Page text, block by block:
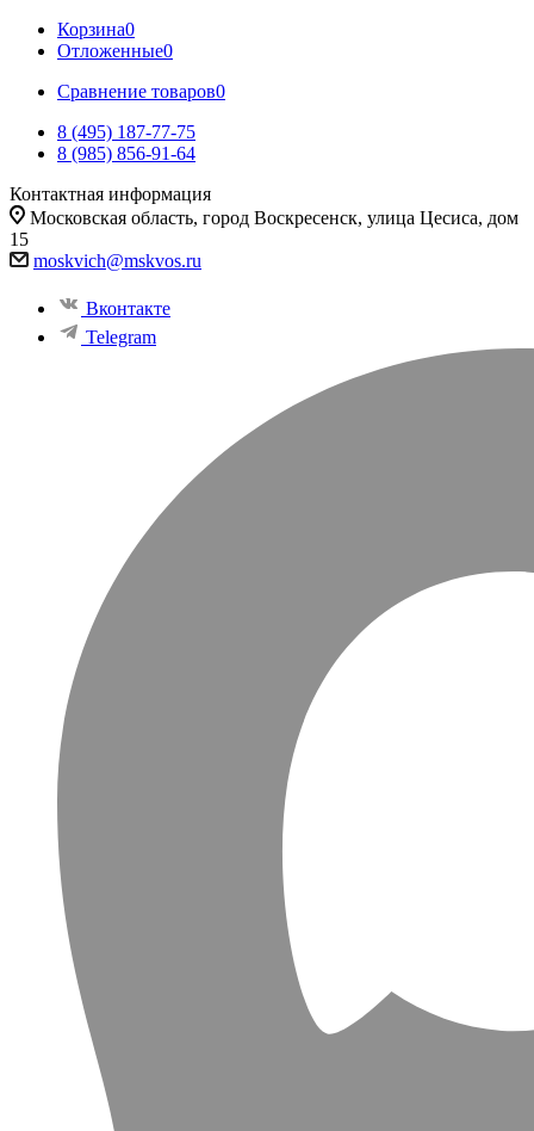
Корзина0
Отложенные0
Сравнение товаров0
8 (495) 187-77-75
8 (985) 856-91-64
Контактная информация
Московская область, город Воскресенск, улица Цесиса, дом
15
moskvich@mskvos.ru
Вконтакте
Telegram